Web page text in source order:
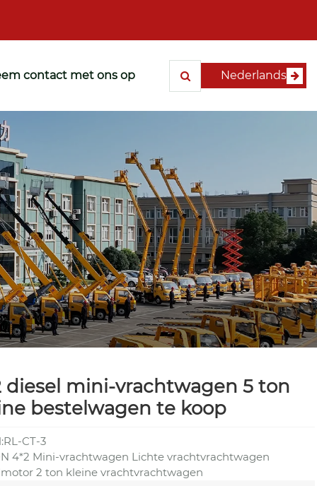
contact met ons op Nederlands
diesel mini-vrachtwagen 5 ton
bestelwagen te koop
CT-3
4*2 Mini-vrachtwagen Lichte vrachtvrachtwagen
2 ton kleine vrachtvrachtwagen